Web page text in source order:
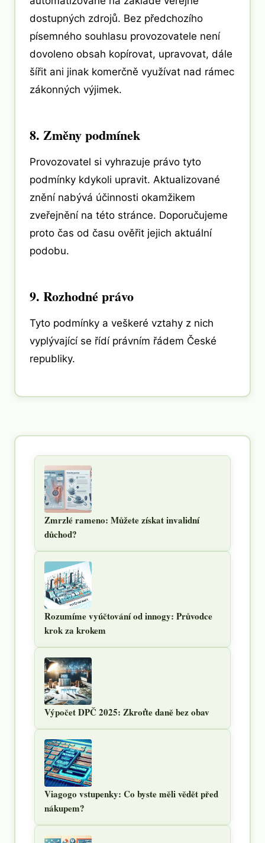
dostupných zdrojů. Bez předchozího
písemného souhlasu provozovatele není
dovoleno obsah kopírovat, upravovat, dále
šířit ani jinak komerčně využívat nad rámec
zákonných výjimek.
8. Změny podmínek
Provozovatel si vyhrazuje právo tyto
podmínky kdykoli upravit. Aktualizované
znění nabývá účinnosti okamžikem
zveřejnění na této stránce. Doporučujeme
proto čas od času ověřit jejich aktuální
podobu.
9. Rozhodné právo
Tyto podmínky a veškeré vztahy z nich
vyplývající se řídí právním řádem České
republiky.
Zmrzlé rameno: Můžete získat invalidní
důchod?
Rozumíme vyúčtování od innogy: Průvodce
krok za krokem
Výpočet DPČ 2025: Zkroťte daně bez obav
Viagogo vstupenky: Co byste měli vědět před
nákupem?